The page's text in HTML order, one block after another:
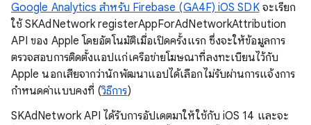
Google Analytics สำหรับ Firebase (GA4F) iOS SDKจะเรียก
ใช้ SKAdNetwork registerAppForAdNetworkAttribution
API ของ Apple โดยอัตโนมัติเมื่อเปิดครั้งแรก ซึ่งจะให้ข้อมูลการ
ตรวจสอบการติดตั้งแอปแก่เครือข่ายโฆษณาที่ลงทะเบียนไว้กับ
Apple นอกเสียจากว่านักพัฒนาแอปได้เลือกไม่รับผ่านการแจ้งการ
กำหนดค่าแบบคงที่ (วิธีการ)
SKAdNetwork API ได้รับการอัปเดตมาให้ใช้กับ iOS 14 และจะ